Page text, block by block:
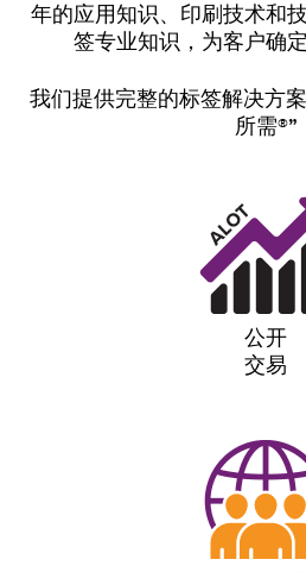
年的应用知识、印刷技术和
签专业知识，为客户确
我们提供完整的标签解决方
所需®”
公开
交易